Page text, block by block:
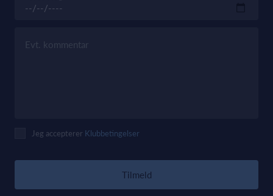
Evt. kommentar
Jeg accepterer Klubbetingelser
Tilmeld